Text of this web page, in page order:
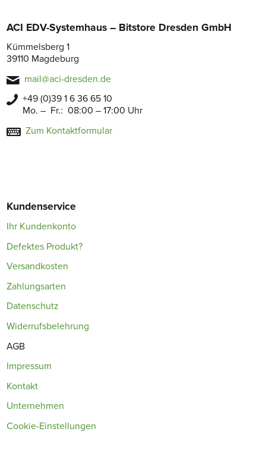
ACI EDV-Systemhaus – Bitstore Dresden GmbH
Kümmelsberg 1
39110 Magdeburg
mail@aci-dresden.de
+49 (0)39 1 6 36 65 10
Mo. – Fr.: 08:00 – 17:00 Uhr
Zum Kontaktformular
Kundenservice
Ihr Kundenkonto
Defektes Produkt?
Versandkosten
Zahlungsarten
Datenschutz
Widerrufsbelehrung
AGB
Impressum
Kontakt
Unternehmen
Cookie-Einstellungen